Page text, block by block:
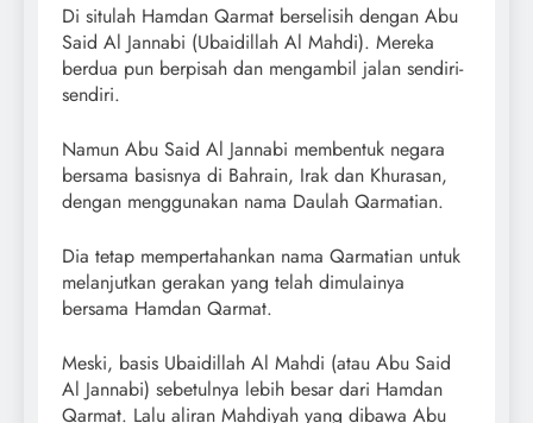
Di situlah Hamdan Qarmat berselisih dengan Abu
Said Al Jannabi (Ubaidillah Al Mahdi). Mereka
berdua pun berpisah dan mengambil jalan sendiri-
sendiri.
Namun Abu Said Al Jannabi membentuk negara
bersama basisnya di Bahrain, Irak dan Khurasan,
dengan menggunakan nama Daulah Qarmatian.
Dia tetap mempertahankan nama Qarmatian untuk
melanjutkan gerakan yang telah dimulainya
bersama Hamdan Qarmat.
Meski, basis Ubaidillah Al Mahdi (atau Abu Said
Al Jannabi) sebetulnya lebih besar dari Hamdan
Qarmat. Lalu aliran Mahdiyah yang dibawa Abu